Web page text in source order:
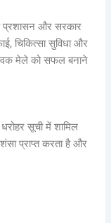
प्रशासन और सरकार
चिकित्सा सुविधा और
मेले को सफल बनाने
सूची में शामिल
प्राप्त करता है और